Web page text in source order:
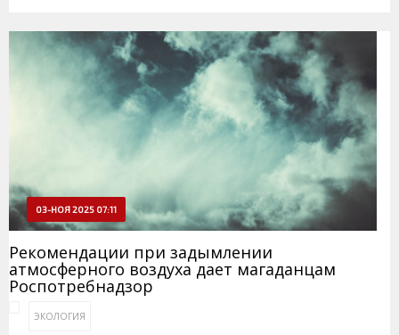
03-НОЯ 2025 07:11
Рекомендации при задымлении
атмосферного воздуха дает магаданцам
Роспотребнадзор
ЭКОЛОГИЯ